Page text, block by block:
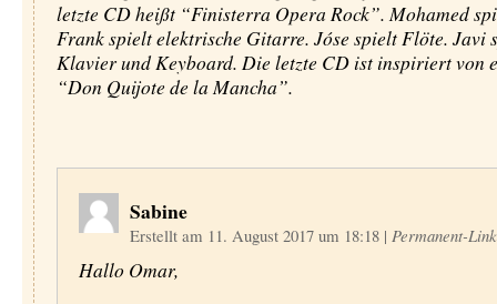
letzte CD heißt “Finisterra Opera Rock”. Mohamed
Frank spielt elektrische Gitarre. Jóse spielt Flöte. Javi
Klavier und Keyboard. Die letzte CD ist inspiriert von
“Don Quijote de la Mancha”.
Sabine
Erstellt am 11. August 2017 um 18:18 | Permanent-Link
Hallo Omar,